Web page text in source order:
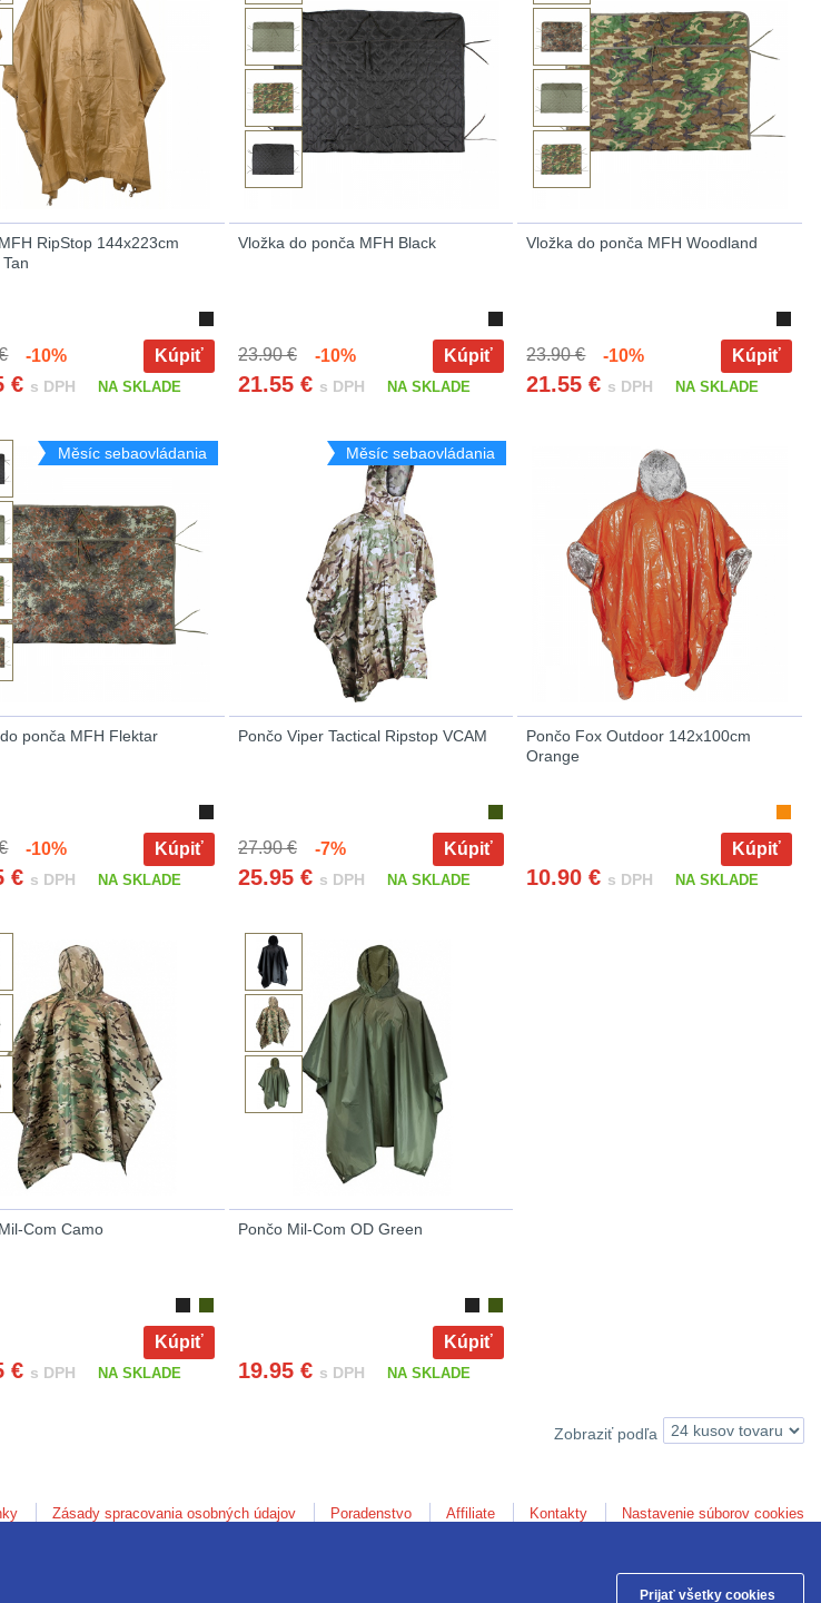
RipStop 144x223cm
-10% Kúpiť
€ s DPH NA SKLADE
Vložka do ponča MFH Black
23.90 €-10% Kúpiť
21.55 € s DPH NA SKLADE
Vložka do ponča MFH Woodland
23.90 €-10% Kúpiť
21.55 € s DPH NA SKLADE
Měsíc sebaovládania
ponča MFH Flektar
-10% Kúpiť
€ s DPH NA SKLADE
Měsíc sebaovládania
Pončo Viper Tactical Ripstop VCAM
27.90 €-7% Kúpiť
25.95 € s DPH NA SKLADE
Pončo Fox Outdoor 142x100cm
Orange
Kúpiť
10.90 € s DPH NA SKLADE
Com Camo
Kúpiť
€ s DPH NA SKLADE
Pončo Mil-Com OD Green
Kúpiť
19.95 € s DPH NA SKLADE
Zobraziť podľa
Zásady spracovania osobných údajov Poradenstvo Affiliate Kontakty Nastavenie súborov cookies
Anod.sk © 2026
Prijať všetky cookies